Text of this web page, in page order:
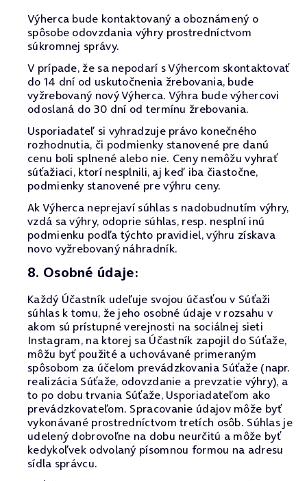
Výherca bude kontaktovaný a oboznámený o
spôsobe odovzdania výhry prostredníctvom
súkromnej správy.
V prípade, že sa nepodarí s Výhercom skontaktovať
do 14 dní od uskutočnenia žrebovania, bude
vyžrebovaný nový Výherca. Výhra bude výhercovi
odoslaná do 30 dní od termínu žrebovania.
Usporiadateľ si vyhradzuje právo konečného
rozhodnutia, či podmienky stanovené pre danú
cenu boli splnené alebo nie. Ceny nemôžu vyhrať
súťažiaci, ktorí nesplnili, aj keď iba čiastočne,
podmienky stanovené pre výhru ceny.
Ak Výherca neprejaví súhlas s nadobudnutím výhry,
vzdá sa výhry, odoprie súhlas, resp. nesplní inú
podmienku podľa týchto pravidiel, výhru získava
novo vyžrebovaný náhradník.
8. Osobné údaje:
Každý Účastník udeľuje svojou účasťou v Súťaži
súhlas k tomu, že jeho osobné údaje v rozsahu v
akom sú prístupné verejnosti na sociálnej sieti
Instagram, na ktorej sa Účastník zapojil do Súťaže,
môžu byť použité a uchovávané primeraným
spôsobom za účelom prevádzkovania Súťaže (napr.
realizácia Súťaže, odovzdanie a prevzatie výhry), a
to po dobu trvania Súťaže, Usporiadateľom ako
prevádzkovateľom. Spracovanie údajov môže byť
vykonávané prostredníctvom tretích osôb. Súhlas je
udelený dobrovoľne na dobu neurčitú a môže byť
kedykoľvek odvolaný písomnou formou na adresu
sídla správcu.